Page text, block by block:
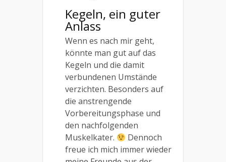
Kegeln, ein guter
Anlass
Wenn es nach mir geht,
könnte man gut auf das
Kegeln und die damit
verbundenen Umstände
verzichten. Besonders auf
die anstrengende
Vorbereitungsphase und
den nachfolgenden
Muskelkater.
Dennoch
freue ich mich immer wieder